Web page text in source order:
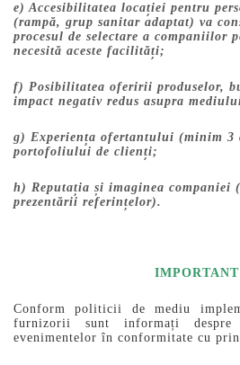
e) Accesibilitatea locației pentru
(rampă, grup sanitar adaptat) va
procesul de selectare a companiilor
necesită aceste facilități;
f) Posibilitatea oferirii produselor,
impact negativ redus asupra
g) Experiența ofertantului (minim 3
portofoliului de clienți;
h) Reputația și imaginea
prezentării referințelor).
Conform politicii de mediu
furnizorii sunt informați despre
evenimentelor în conformitate cu